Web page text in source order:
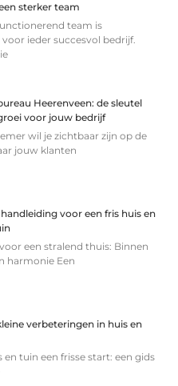
sterker team
team is
ieder succesvol bedrijf.
Heerenveen: de sleutel
voor jouw bedrijf
wil je zichtbaar zijn op de
jouw klanten
voor een fris huis en
een stralend thuis: Binnen
harmonie Een
verbeteringen in huis en
en tuin een frisse start: een gids